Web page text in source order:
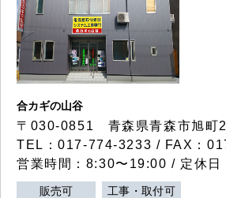
合カギの山谷
〒030-0851 青森県青森市旭町
TEL：017-774-3233 / FAX：
営業時間：8:30〜19:00 / 定休日
販売可 工事・取付可